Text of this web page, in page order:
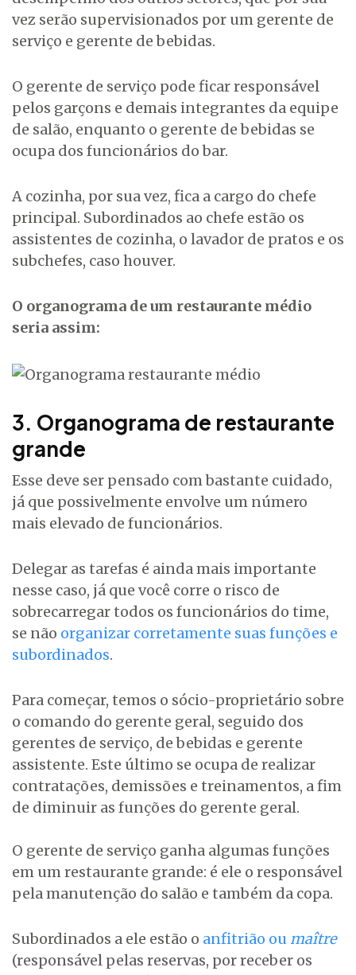
vez serão supervisionados por um gerente de
serviço e gerente de bebidas.
O gerente de serviço pode ficar responsável
pelos garçons e demais integrantes da equipe
de salão, enquanto o gerente de bebidas se
ocupa dos funcionários do bar.
A cozinha, por sua vez, fica a cargo do chefe
principal. Subordinados ao chefe estão os
assistentes de cozinha, o lavador de pratos e os
subchefes, caso houver.
O organograma de um restaurante médio
seria assim:
3. Organograma de restaurante
grande
Esse deve ser pensado com bastante cuidado,
já que possivelmente envolve um número
mais elevado de funcionários.
Delegar as tarefas é ainda mais importante
nesse caso, já que você corre o risco de
sobrecarregar todos os funcionários do time,
se não organizar corretamente suas funções e
subordinados.
Para começar, temos o sócio-proprietário sobre
o comando do gerente geral, seguido dos
gerentes de serviço, de bebidas e gerente
assistente. Este último se ocupa de realizar
contratações, demissões e treinamentos, a fim
de diminuir as funções do gerente geral.
O gerente de serviço ganha algumas funções
em um restaurante grande: é ele o responsável
pela manutenção do salão e também da copa.
Subordinados a ele estão o anfitrião ou maître
(responsável pelas reservas, por receber os